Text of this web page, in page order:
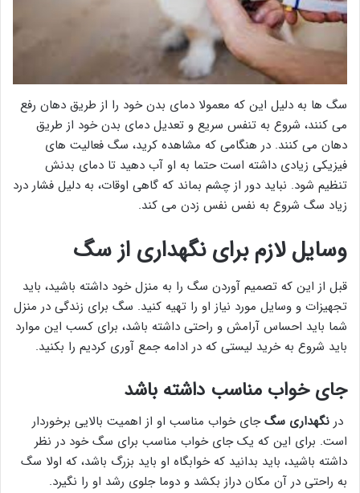
سگ ها به دلیل این که معمولا دمای بدن خود را از طریق دهان رفع
می کنند، شروع به تنفس سریع و تعدیل دمای بدن خود از طریق
دهان می کنند. در هنگامی که مشاهده کرید، سگ فعالیت های
فیزیکی زیادی داشته است حتما به او آب دهید تا دمای بدنش
تنظیم شود. نباید دور از چشم بماند که گاهی اوقات، به دلیل فشار درد
زیاد سگ شروع به نفس نفس زدن می کند.
وسایل لازم برای نگهداری از سگ
قبل از این که تصمیم آوردن سگ را به منزل خود داشته باشید، باید
تجهیزات و وسایل مورد نیاز او را تهیه کنید. سگ برای زندگی در منزل
شما باید احساس آرامش و راحتی داشته باشد، برای کسب این موارد
باید شروع به خرید لیستی که در ادامه جمع آوری کردیم را بکنید.
جای خواب مناسب داشته باشد
در نگهداری سگجای خواب مناسب او از اهمیت بالایی برخوردار
است. برای این که یک جای خواب مناسب برای سگ خود در نظر
داشته باشید، باید بدانید که خوابگاه او باید بزرگ باشد، که اولا سگ
به راحتی در آن مکان دراز بکشد و دوما جلوی رشد او را نگیرد.